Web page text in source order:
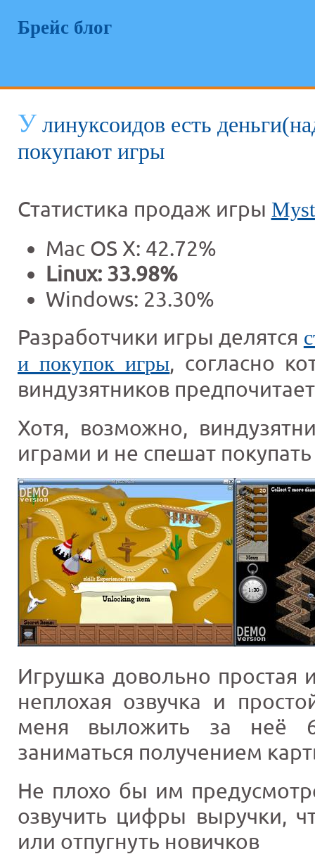
Брейс блог
У линуксоидов есть
покупают игры
Статистика продаж игры
Mac OS X: 42.72%
Linux: 33.98%
Windows: 23.30%
Разработчики игры делятся
и покупок игры, согласно
виндузятников
Хотя, возможно,
играми и не спешат
Игрушка довольно простая
неплохая озвучка и
меня выложить за неё
заниматься получением
Не плохо бы им
озвучить цифры выручки,
или отпугнуть новичков